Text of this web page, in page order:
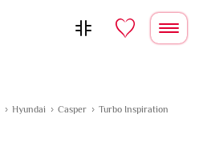
Hyundai Casper Turbo Inspiration